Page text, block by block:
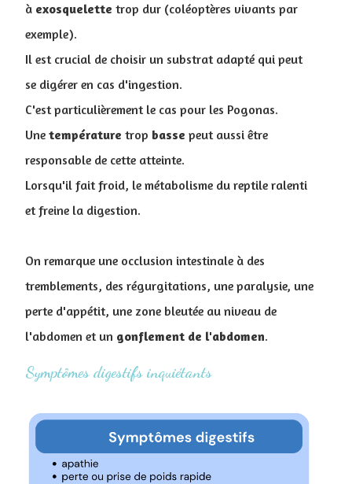
à exosquelette trop dur (coléoptères vivants par
exemple).
Il est crucial de choisir un substrat adapté qui peut
se digérer en cas d'ingestion.
C'est particulièrement le cas pour les Pogonas.
Une température trop basse peut aussi être
responsable de cette atteinte.
Lorsqu'il fait froid, le métabolisme du reptile ralenti
et freine la digestion.
On remarque une occlusion intestinale à des
tremblements, des régurgitations, une paralysie, une
perte d'appétit, une zone bleutée au niveau de
l'abdomen et un gonflement de l'abdomen.
Symptômes digestifs inquiétants